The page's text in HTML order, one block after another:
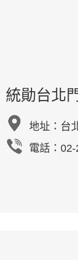
統勛台北
地址： 台
電話：